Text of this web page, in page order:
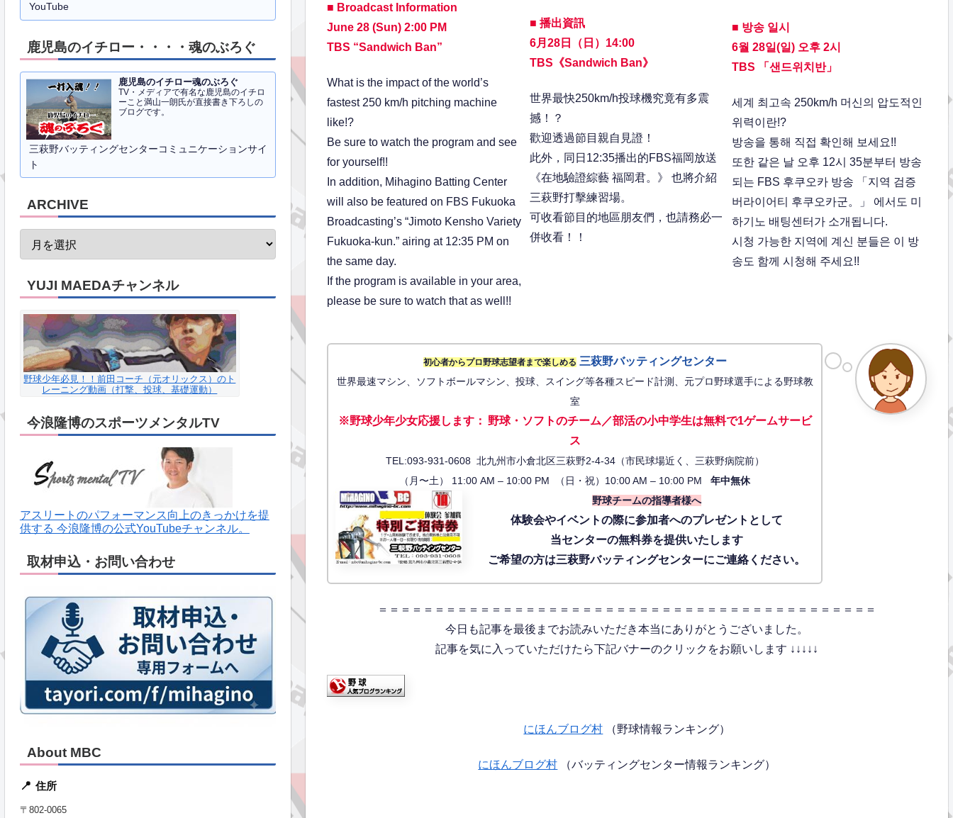
■ Broadcast Information
June 28 (Sun) 2:00 PM
TBS “Sandwich Ban”
What is the impact of the world’s
fastest 250 km/h pitching machine
like!?
Be sure to watch the program and see
for yourself!!
In addition, Mihagino Batting Center
will also be featured on FBS Fukuoka
Broadcasting’s “Jimoto Kensho Variety
Fukuoka-kun.” airing at 12:35 PM on
the same day.
If the program is available in your area,
please be sure to watch that as well!!
■ 播出資訊
6月28日（日）14:00
TBS《Sandwich Ban》
世界最快250km/h投球機究竟有多震
撼！？
歡迎透過節目親自見證！
此外，同日12:35播出的FBS福岡放送
《在地驗證綜藝 福岡君。》 也將介紹
三萩野打擊練習場。
可收看節目的地區朋友們，也請務必一
併收看！！
■ 방송 일시
6월 28일(일) 오후 2시
TBS 「샌드위치반」
세계 최고속 250km/h 머신의 압도적인
위력이란!?
방송을 통해 직접 확인해 보세요!!
또한 같은 날 오후 12시 35분부터 방송
되는 FBS 후쿠오카 방송 「지역 검증
버라이어티 후쿠오카군。」 에서도 미
하기노 배팅센터가 소개됩니다.
시청 가능한 지역에 계신 분들은 이 방
송도 함께 시청해 주세요!!
初心者からプロ野球志望者まで楽しめる 三萩野バッティングセンター
世界最速マシン、ソフトボールマシン、投球、スイング等各種スピード計測、元プロ野球選手による野球教
室
※野球少年少女応援します： 野球・ソフトのチーム／部活の小中学生は無料で1ゲームサービ
ス
TEL:093-931-0608 北九州市小倉北区三萩野2-4-34（市民球場近く、三萩野病院前）
（月〜土） 11:00 AM – 10:00 PM （日・祝）10:00 AM – 10:00 PM年中無休
野球チームの指導者様へ
体験会やイベントの際に参加者へのプレゼントとして
当センターの無料券を提供いたします
ご希望の方は三萩野バッティングセンターにご連絡ください。
＝＝＝＝＝＝＝＝＝＝＝＝＝＝＝＝＝＝＝＝＝＝＝＝＝＝＝＝＝＝＝＝＝＝＝＝＝＝＝＝＝＝＝＝
今日も記事を最後までお読みいただき本当にありがとうございました。
記事を気に入っていただけたら下記バナーのクリックをお願いします ↓↓↓↓↓
にほんブログ村 （野球情報ランキング）
にほんブログ村 （バッティングセンター情報ランキング）
YouTube
鹿児島のイチロー・・・・魂のぶろぐ
鹿児島のイチロー魂のぶろぐ
TV・メディアで有名な鹿児島のイチロ
ーこと満山一朗氏が直接書き下ろしの
ブログです。
三萩野バッティングセンターコミュニケーションサイ
ト
ARCHIVE
YUJI MAEDAチャンネル
野球少年必見！！前田コーチ（元オリックス）のト
レーニング動画（打撃、投球、基礎運動）
今浪隆博のスポーツメンタルTV
アスリートのパフォーマンス向上のきっかけを提
供する 今浪隆博の公式YouTubeチャンネル。
取材申込・お問い合わせ
About MBC
📍 住所
〒802-0065